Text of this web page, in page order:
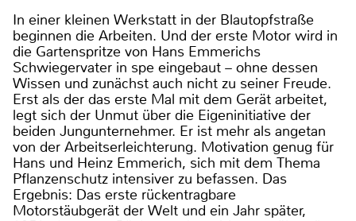
In einer kleinen Werkstatt in der Blautopfstraße
beginnen die Arbeiten. Und der erste Motor wird in
die Gartenspritze von Hans Emmerichs
Schwiegervater in spe eingebaut – ohne dessen
Wissen und zunächst auch nicht zu seiner Freude.
Erst als der das erste Mal mit dem Gerät arbeitet,
legt sich der Unmut über die Eigeninitiative der
beiden Jungunternehmer. Er ist mehr als angetan
von der Arbeitserleichterung. Motivation genug für
Hans und Heinz Emmerich, sich mit dem Thema
Pflanzenschutz intensiver zu befassen. Das
Ergebnis: Das erste rückentragbare
Motorstäubgerät der Welt und ein Jahr später,